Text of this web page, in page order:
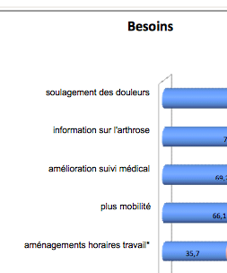
GENEVRIER
ROTTAPHARM
SANTÉ SANOIA
EMPATIENT
ETATS
L’ARTHROSE
NOS ACTIONS EN
2012 ET 2013
LES ETATS
GÉNÉRAUX EN
PRATIQUE !
PRIORITAIRES
EVALUER LES 80
ÉMISES
DITES STOP À